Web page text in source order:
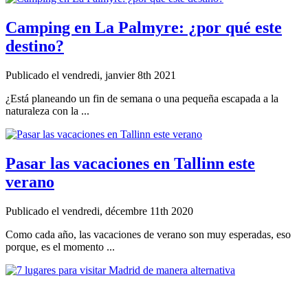
Camping en La Palmyre: ¿por qué este
destino?
Publicado el vendredi, janvier 8th 2021
¿Está planeando un fin de semana o una pequeña escapada a la
naturaleza con la ...
Pasar las vacaciones en Tallinn este
verano
Publicado el vendredi, décembre 11th 2020
Como cada año, las vacaciones de verano son muy esperadas, eso
porque, es el momento ...